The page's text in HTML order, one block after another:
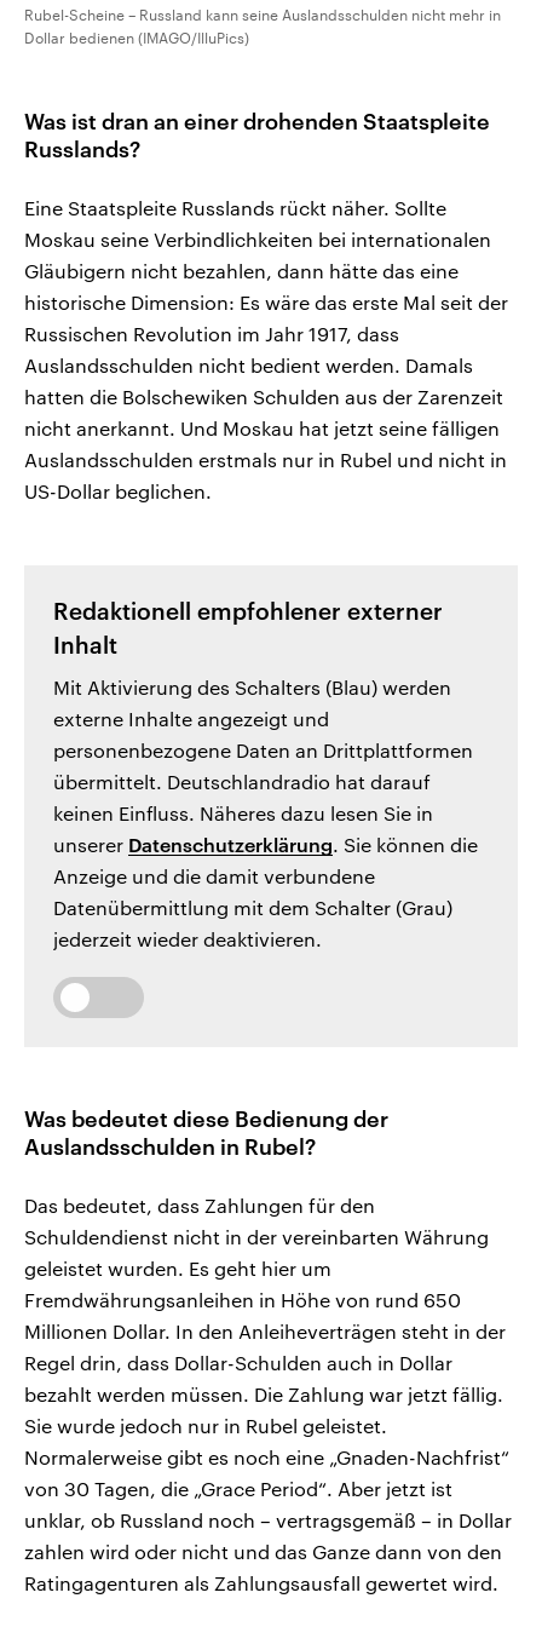
Rubel-Scheine – Russland kann seine Auslandsschulden nicht mehr in
Dollar bedienen (IMAGO/IlluPics)
Was ist dran an einer drohenden Staatspleite
Russlands?
Eine Staatspleite Russlands rückt näher. Sollte
Moskau seine Verbindlichkeiten bei internationalen
Gläubigern nicht bezahlen, dann hätte das eine
historische Dimension: Es wäre das erste Mal seit der
Russischen Revolution im Jahr 1917, dass
Auslandsschulden nicht bedient werden. Damals
hatten die Bolschewiken Schulden aus der Zarenzeit
nicht anerkannt. Und Moskau hat jetzt seine fälligen
Auslandsschulden erstmals nur in Rubel und nicht in
US-Dollar beglichen.
Redaktionell empfohlener externer
Inhalt
Mit Aktivierung des Schalters (Blau) werden
externe Inhalte angezeigt und
personenbezogene Daten an Drittplattformen
übermittelt. Deutschlandradio hat darauf
keinen Einfluss. Näheres dazu lesen Sie in
unserer Datenschutzerklärung. Sie können die
Anzeige und die damit verbundene
Datenübermittlung mit dem Schalter (Grau)
jederzeit wieder deaktivieren.
Was bedeutet diese Bedienung der
Auslandsschulden in Rubel?
Das bedeutet, dass Zahlungen für den
Schuldendienst nicht in der vereinbarten Währung
geleistet wurden. Es geht hier um
Fremdwährungsanleihen in Höhe von rund 650
Millionen Dollar. In den Anleiheverträgen steht in der
Regel drin, dass Dollar-Schulden auch in Dollar
bezahlt werden müssen. Die Zahlung war jetzt fällig.
Sie wurde jedoch nur in Rubel geleistet.
Normalerweise gibt es noch eine „Gnaden-Nachfrist“
von 30 Tagen, die „Grace Period“. Aber jetzt ist
unklar, ob Russland noch – vertragsgemäß – in Dollar
zahlen wird oder nicht und das Ganze dann von den
Ratingagenturen als Zahlungsausfall gewertet wird.